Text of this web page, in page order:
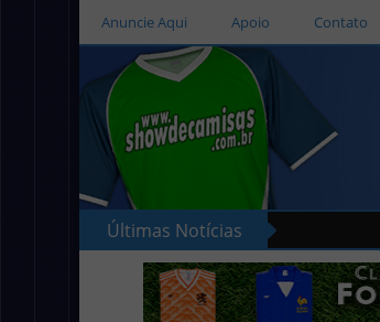
Anuncie Aqui Apoio Contato
Últimas Notícias